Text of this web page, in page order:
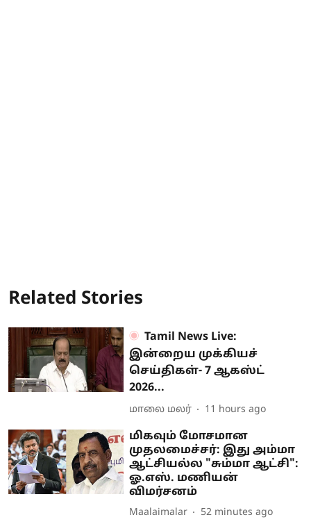
Related Stories
Tamil News Live:
இன்றைய முக்கியச்
செய்திகள்- 7 ஆகஸ்ட்
2026...
மாலை மலர் 11 hours ago
மிகவும் மோசமான
முதலமைச்சர்: இது அம்மா
ஆட்சியல்ல "சும்மா ஆட்சி":
ஓ.எஸ். மணியன்
விமர்சனம்
Maalaimalar 52 minutes ago